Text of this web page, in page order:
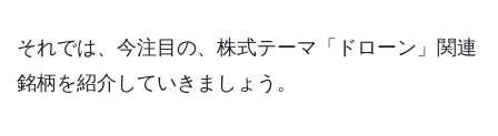
それでは、今注目の、株式テーマ「ドローン」関連
銘柄を紹介していきましょう。